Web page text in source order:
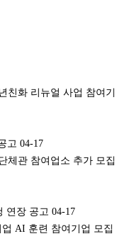
친화 리뉴얼 사업 참여기
고 04-17
체관 참여업소 추가 모집
연장 공고 04-17
AI 훈련 참여기업 모집